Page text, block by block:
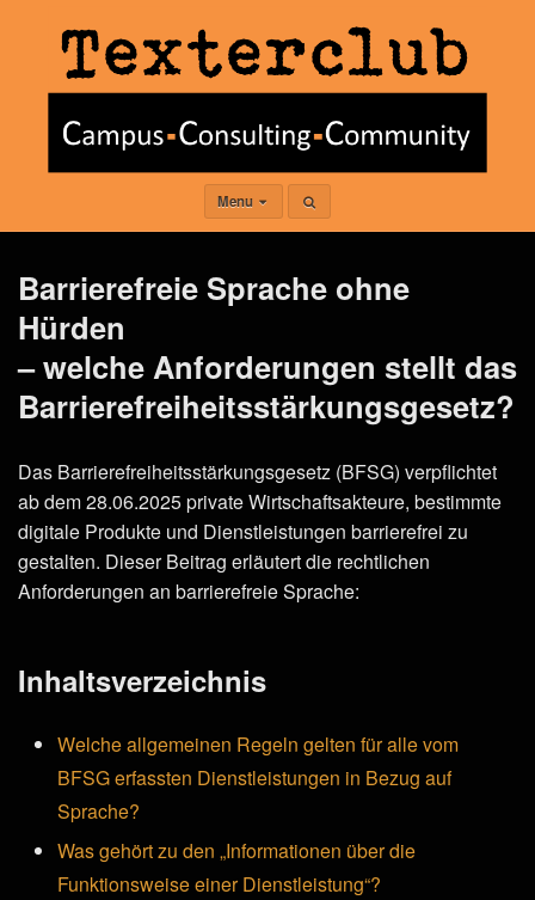
Menu
Barrierefreie Sprache ohne
Hürden
– welche Anforderungen stellt das
Barrierefreiheitsstärkungsgesetz?
Das Barrierefreiheitsstärkungsgesetz (BFSG) verpflichtet
ab dem 28.06.2025 private Wirtschaftsakteure, bestimmte
digitale Produkte und Dienstleistungen barrierefrei zu
gestalten. Dieser Beitrag erläutert die rechtlichen
Anforderungen an barrierefreie Sprache:
Inhaltsverzeichnis
Welche allgemeinen Regeln gelten für alle vom
BFSG erfassten Dienstleistungen in Bezug auf
Sprache?
Was gehört zu den „Informationen über die
Funktionsweise einer Dienstleistung“?